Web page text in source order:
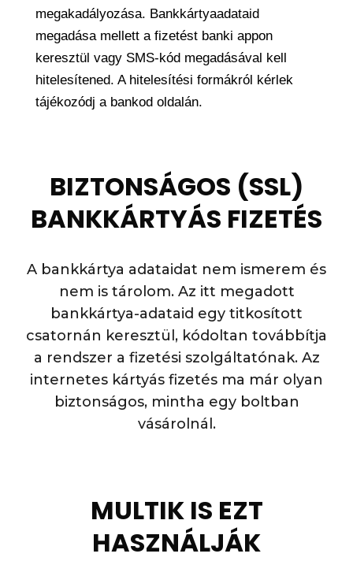
megakadályozása. Bankkártyaadataid
megadása mellett a fizetést banki appon
keresztül vagy SMS-kód megadásával kell
hitelesítened. A hitelesítési formákról kérlek
tájékozódj a bankod oldalán.
BIZTONSÁGOS (SSL)
BANKKÁRTYÁS FIZETÉS
A bankkártya adataidat nem ismerem és
nem is tárolom. Az itt megadott
bankkártya-adataid egy titkosított
csatornán keresztül, kódoltan továbbítja
a rendszer a fizetési szolgáltatónak. Az
internetes kártyás fizetés ma már olyan
biztonságos, mintha egy boltban
vásárolnál.
MULTIK IS EZT
HASZNÁLJÁK